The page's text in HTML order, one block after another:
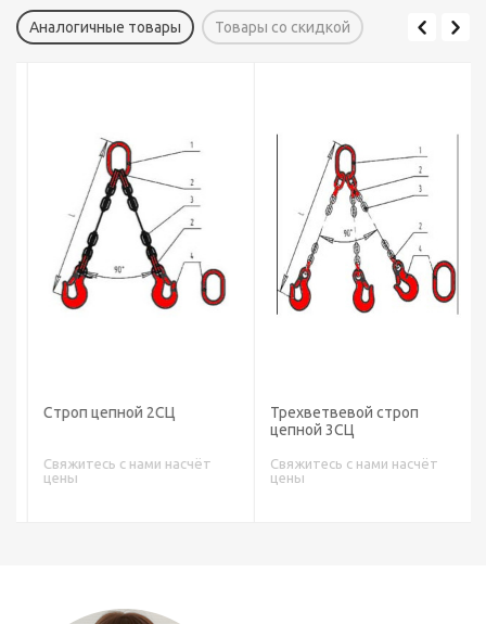
Аналогичные товары Товары со скидкой
Строп цепной 2СЦ
Свяжитесь с нами насчёт
цены
Трехветвевой строп
цепной 3СЦ
Свяжитесь с нами насчёт
цены